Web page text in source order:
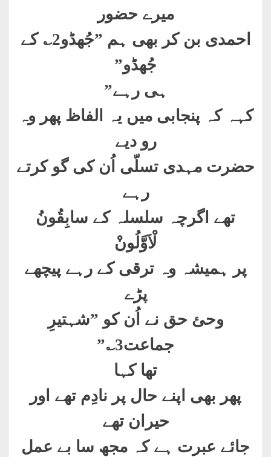
میرے حضور
احمدی بن کر بھی ہم ”جُھڈو2؎ کے
جُھڈو”
ہی رہے”
کہہ کہ پنجابی میں یہ الفاظ پھر وہ
رو دیے
حضرت مہدی تسلّی اُن کی گو کرتے
رہے
تھے اگرچہ سلسلہ کے سابِقُونُ
لْاَوَّلُونْ
پر ہمیشہ وہ ترقی کے رہے پیچھے
پڑے
وحئ حق نے اُن کو ”شہتیرِ
جماعت3؎”
تھا کہا
پھر بھی اپنے حال پر نادِم تھے اور
حیران تھے
جائے عبرت ہے کہ مجھ سا بے عمل